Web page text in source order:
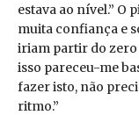
estava ao nível.” O
muita confiança e
iriam partir do zero
isso pareceu-me
fazer isto, não
ritmo.”